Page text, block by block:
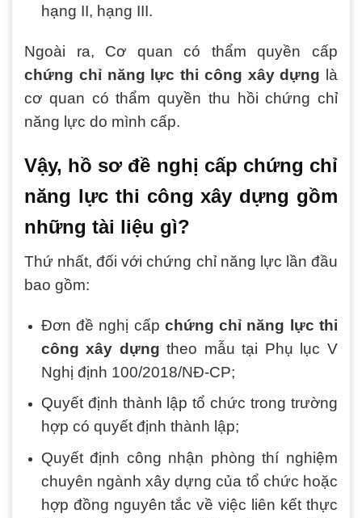
hạng II, hạng III.
Ngoài ra, Cơ quan có thẩm quyền cấp
chứng chỉ năng lực thi công xây dựng là
cơ quan có thẩm quyền thu hồi chứng chỉ
năng lực do mình cấp.
Vậy, hồ sơ đề nghị cấp chứng chỉ
năng lực thi công xây dựng gồm
những tài liệu gì?
Thứ nhất, đối với chứng chỉ năng lực lần đầu
bao gồm:
Đơn đề nghị cấp chứng chỉ năng lực thi
công xây dựng theo mẫu tại Phụ lục V
Nghị định 100/2018/NĐ-CP;
Quyết định thành lập tổ chức trong trường
hợp có quyết định thành lập;
Quyết định công nhận phòng thí nghiệm
chuyên ngành xây dựng của tổ chức hoặc
hợp đồng nguyên tắc về việc liên kết thực